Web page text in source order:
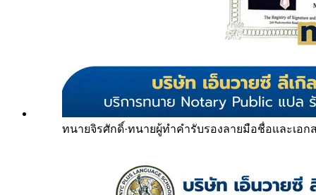
ทนายจิรศักดิ์·ทนายผู้ทำคำรับรองลายมือชื่อและเอก